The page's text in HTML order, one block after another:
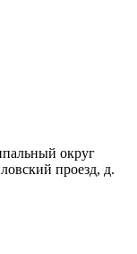
округ
проезд, д.